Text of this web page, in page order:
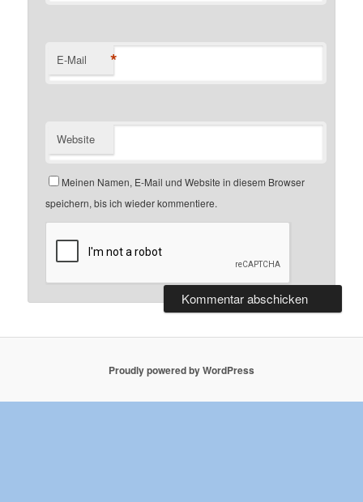
E-Mail *
Website
Meinen Namen, E-Mail und Website in diesem Browser
speichern, bis ich wieder kommentiere.
Proudly powered by WordPress